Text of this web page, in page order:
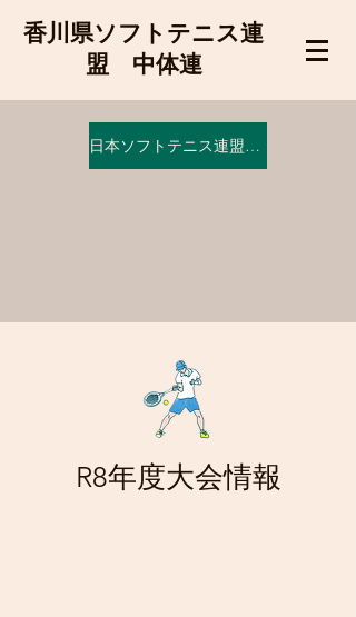
香川県ソフトテニス連
盟 中体連
日本ソフトテニス連盟はこちら
R8年度​大会情報